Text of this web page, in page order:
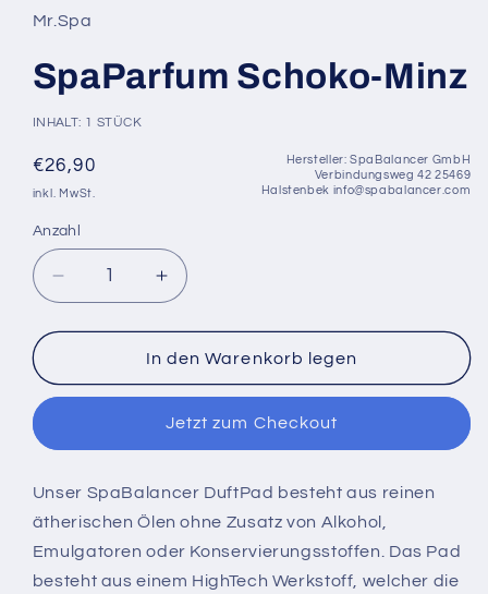
Modal
öffnen
Mr.Spa
SpaParfum Schoko-Minz
INHALT: 1 STÜCK
Normaler
Preis
€26,90
inkl. MwSt.
Hersteller: SpaBalancer GmbH
Verbindungsweg 42 25469
Halstenbek info@spabalancer.com
Anzahl
Verringere
die
Menge
SpaParfum
Erhöhe
die
Menge
für
SpaParfum
Minz
In den Warenkorb legen
Jetzt zum Checkout
Unser SpaBalancer DuftPad besteht aus reinen
ätherischen Ölen ohne Zusatz von Alkohol,
Emulgatoren oder Konservierungsstoffen. Das Pad
besteht aus einem HighTech Werkstoff, welcher die